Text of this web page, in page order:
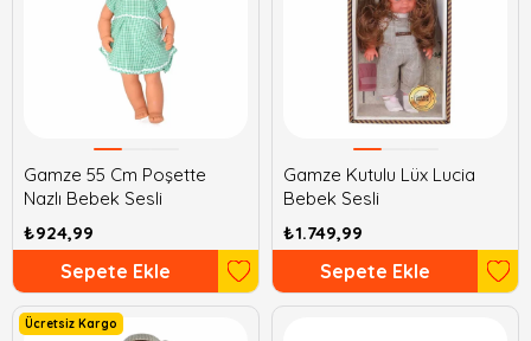
Gamze 55 Cm Poşette
Nazlı Bebek Sesli
₺924,99
Sepete Ekle
Gamze Kutulu Lüx Lucia
Bebek Sesli
₺1.749,99
Sepete Ekle
Ücretsiz Kargo